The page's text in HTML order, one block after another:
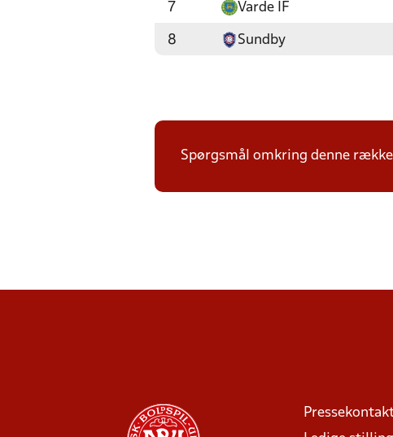
7 Varde IF
8 Sundby
Spørgsmål omkring denne